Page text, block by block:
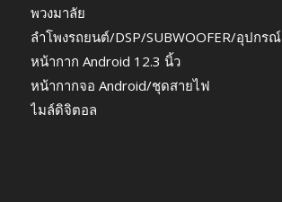
พวงมาลัย
ลำโพงรถยนต์/DSP/SUBWOOFER/อุปกรณ์
หน้ากาก Android 12.3 นิ้ว
หน้ากากจอ Android/ชุดสายไฟ
ไมล์ดิจิตอล